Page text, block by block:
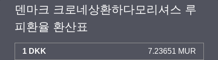
덴마크 크로네상환하다모리셔스 루
피환율 환산표
1 DKK 7.23651 MUR